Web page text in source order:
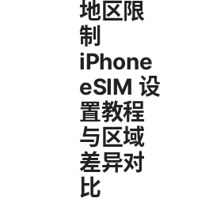
地区限
制
iPhone
eSIM 设
置教程
与区域
差异对
比